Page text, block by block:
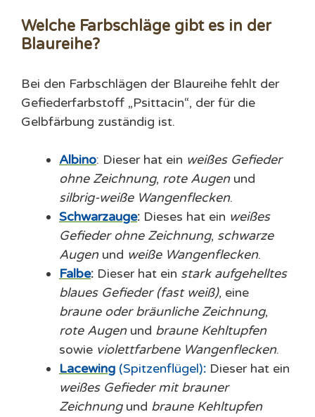
Welche Farbschläge gibt es in der
Blaureihe?
Bei den Farbschlägen der Blaureihe fehlt der
Gefiederfarbstoff „Psittacin“, der für die
Gelbfärbung zuständig ist.
Albino: Dieser hat ein weißes Gefieder
ohne Zeichnung, rote Augenund
silbrig-weiße Wangenflecken.
Schwarzauge: Dieses hat ein weißes
Gefieder ohne Zeichnung, schwarze
Augenund weiße Wangenflecken.
Falbe: Dieser hat ein stark aufgehelltes
blaues Gefieder (fast weiß), eine
braune oder bräunliche Zeichnung,
rote Augenund braune Kehltupfen
sowie violettfarbene Wangenflecken.
Lacewing (Spitzenflügel): Dieser hat ein
weißes Gefiedermit brauner
Zeichnung und braune Kehltupfen